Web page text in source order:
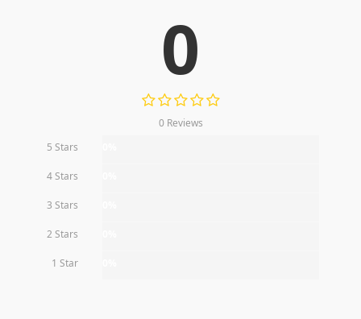
0
0 Reviews
5 Stars
4 Stars
3 Stars
2 Stars
1 Star